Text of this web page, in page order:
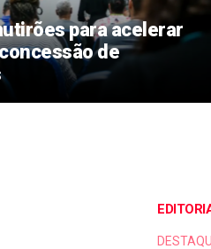
é referência no
e
em Teresina